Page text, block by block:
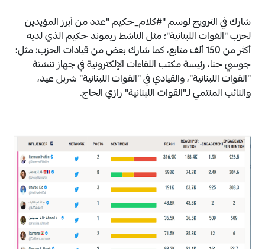
شارك في الترويج لوسم "#كلام_حكيم "عدد من أبرز المؤيدين
لحزب "القوات اللبنانية"؛ مثل الناشط ريموند حكيم الذي لديه
أكثر من 150 ألف متابع، كما شارك بعض من قيادات الحزب؛ مثل:
جوسي حنا، رئيسة مكتب اللقاءات الإلكترونية في جهاز تنشئة
"القوات اللبنانية"، والقيادي في "القوات اللبنانية" شربل عيد،
والنائب المنتمي لـ"القوات اللبنانية" رازي الحاج.